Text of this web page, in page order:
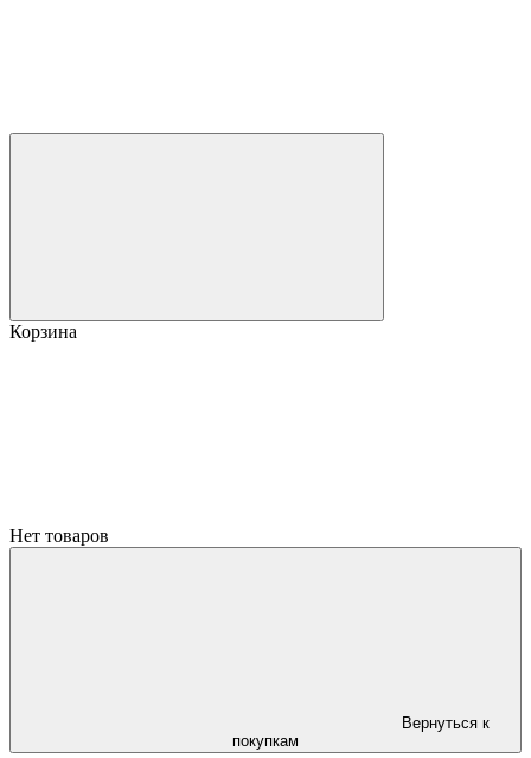
Корзина
Нет товаров
Вернуться к
покупкам